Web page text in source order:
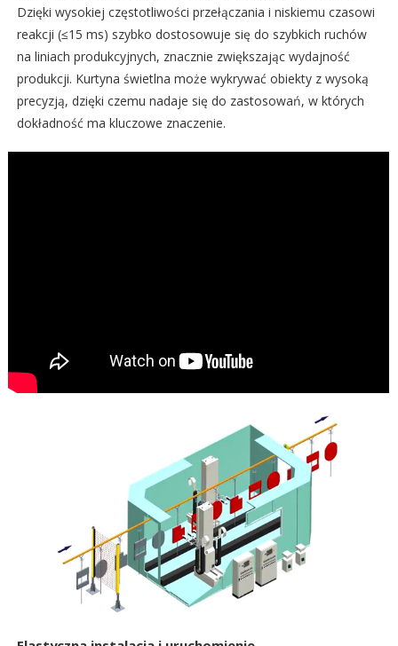
Dzięki wysokiej częstotliwości przełączania i niskiemu czasowi
reakcji (≤15 ms) szybko dostosowuje się do szybkich ruchów
na liniach produkcyjnych, znacznie zwiększając wydajność
produkcji. Kurtyna świetlna może wykrywać obiekty z wysoką
precyzją, dzięki czemu nadaje się do zastosowań, w których
dokładność ma kluczowe znaczenie.